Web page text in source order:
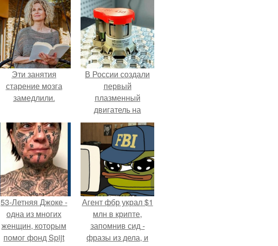
Эти занятия
старение мозга
замедлили.
В России создали
первый
плазменный
двигатель на
криптоне.
53-Летняя Джоке -
одна из многих
женщин, которым
помог фонд Spijt
Агент фбр украл $1
млн в крипте,
запомнив сид -
фразы из дела, и